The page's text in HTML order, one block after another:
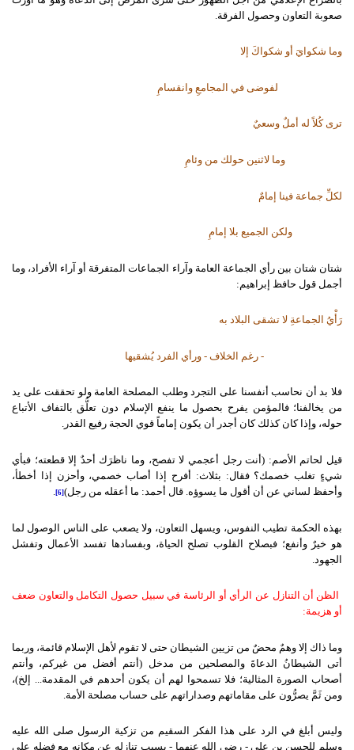
صعوبة التعاون وحصول الفرقة.
وما شكوايَ أو شكواكَ إلا
لفوضى في المجامعِ وانقسامِ
ترى كُلاً له أملٌ وسعيٌ
وما لاثنين حولك من وئامِ
لكلِّ جماعة فينا إمامٌ
ولكن الجميع بلا إمامِ
شتان شتان بين رأي الجماعة العامة وآراء الجماعات المتفرقة أو آراء الأفراد، وما
أجمل قول حافظ إبراهيم:
رَأْيُ الجماعةِ لا تشقى البلاد به
- رغم الخلاف - ورأي الفرد يُشقيها
فلا بد أن نحاسب أنفسنا على التجرد وطلب المصلحة العامة ولو تحققت على يد
من يخالفنا؛ فالمؤمن يفرح بحصول ما ينفع الإسلام دون تعلُّق بالتفاف الأتباع
حوله، وإذا كان كذلك كان أجدر أن يكون إماماً قوي الحجة رفيع القدر.
قيل لحاتم الأصم: (أنت رجل أعجمي لا تفصح، وما ناظرَك أحدٌ إلا قطعته؛ فبأي
شيءٍ تغلب خصمك؟ فقال: بثلاث: أفرح إذا أصاب خصمي، وأحزن إذا أخطأ،
وأحفظ لساني عن أن أقول ما يسوؤه. قال أحمد: ما أعقله من رجل)[6]
.
بهذه الحكمة تطيب النفوس، ويسهل التعاون، ولا يصعب على الناس الوصول لما
هو خيرٌ وأنفع؛ فبصلاح القلوب تصلح الحياة، وبفسادها تفسد الأعمال وتفشل
الجهود.
الظن أن التنازل عن الرأي أو الرئاسة في سبيل حصول التكامل والتعاون ضعف
أو هزيمة:
وما ذاك إلا وهمٌ محضٌ من تزيين الشيطان حتى لا تقوم لأهل الإسلام قائمة، وربما
أتى الشيطانُ الدعاةَ والمصلحين من مدخل (أنتم أفضل من غيركم، وأنتم
أصحاب الصورة المثالية؛ فلا تسمحوا لهم أن يكون أحدهم في المقدمة... إلخ)،
ومن ثَمَّ يصرُّون على مقاماتهم وصداراتهم على حساب مصلحة الأمة.
وليس أبلغ في الرد على هذا الفكر السقيم من تزكية الرسول صلى الله عليه
وسلم للحسن بن علي - رضي الله عنهما - بسبب تنازله عن مكانه مع فضله على